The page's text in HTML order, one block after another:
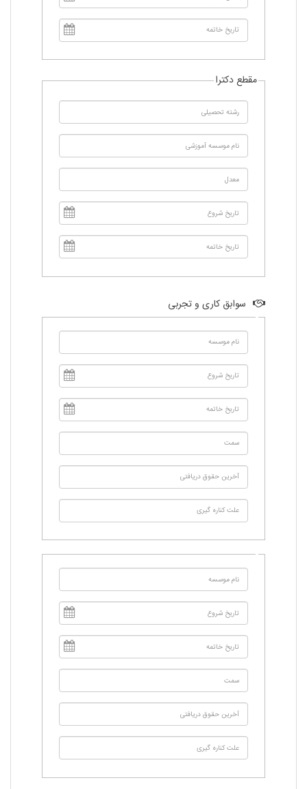
مقطع دکترا
سوابق كاری و تجربی